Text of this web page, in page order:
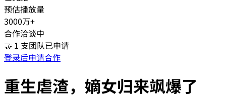
预估播放量
3000万+
合作洽谈中
🤝 1 支团队已申请
登录后申请合作
重生虐渣，嫡女归来飒爆了